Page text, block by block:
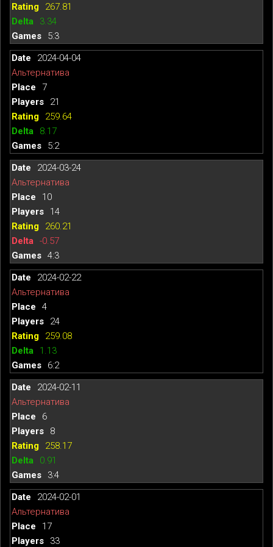
267.81
3.34
5:3
2024-04-04
Альтернатива
7
21
259.64
8.17
5:2
2024-03-24
Альтернатива
10
14
260.21
-0.57
4:3
2024-02-22
Альтернатива
4
24
259.08
1.13
6:2
2024-02-11
Альтернатива
6
8
258.17
0.91
3:4
2024-02-01
Альтернатива
17
33